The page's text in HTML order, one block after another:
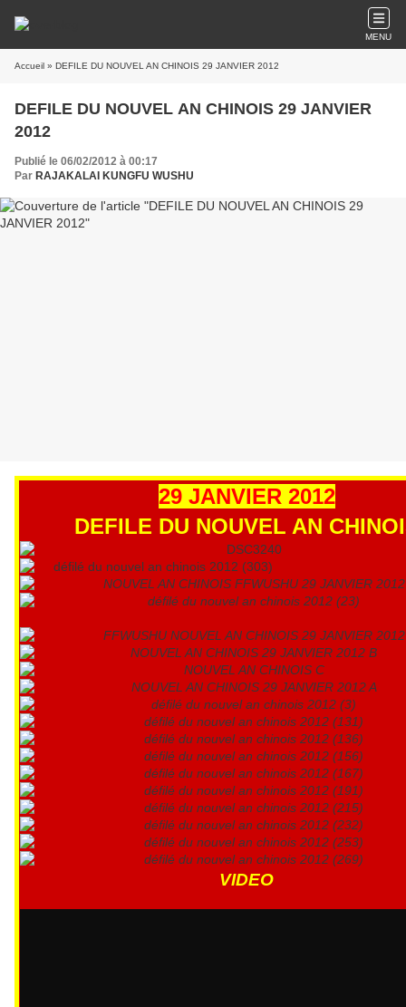
MENU
Accueil » DEFILE DU NOUVEL AN CHINOIS 29 JANVIER 2012
DEFILE DU NOUVEL AN CHINOIS 29 JANVIER
2012
Publié le 06/02/2012 à 00:17
Par RAJAKALAI KUNGFU WUSHU
29 JANVIER 2012
DEFILE DU NOUVEL AN
VIDEO